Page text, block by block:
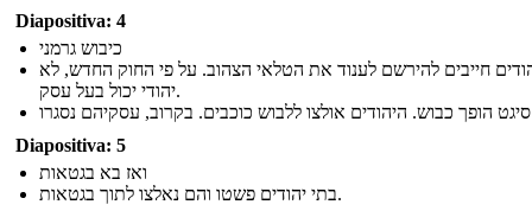
Diapositiva: 4
כיבוש גרמני
חייבים להירשם לענוד את הטלאי הצהוב. על פי החוק החדש, לא
יהודי יכול בעל עסק.
Diapositiva: 5
ואז בא בגטאות
בתי יהודים פשטו והם נאלצו לתוך בגטאות.